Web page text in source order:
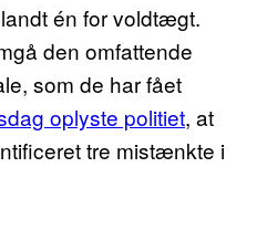
én for voldtægt.
den omfattende
som de har fået
oplyste politiet, at
tre mistænkte i